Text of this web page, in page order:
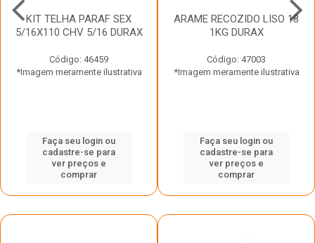
KIT TELHA PARAF SEX
5/16X110 CHV 5/16 DURAX
Código: 46459
*Imagem meramente ilustrativa
Faça seu login ou
cadastre-se para
ver preços e
comprar
ARAME RECOZIDO LISO 18
1KG DURAX
Código: 47003
*Imagem meramente ilustrativa
Faça seu login ou
cadastre-se para
ver preços e
comprar